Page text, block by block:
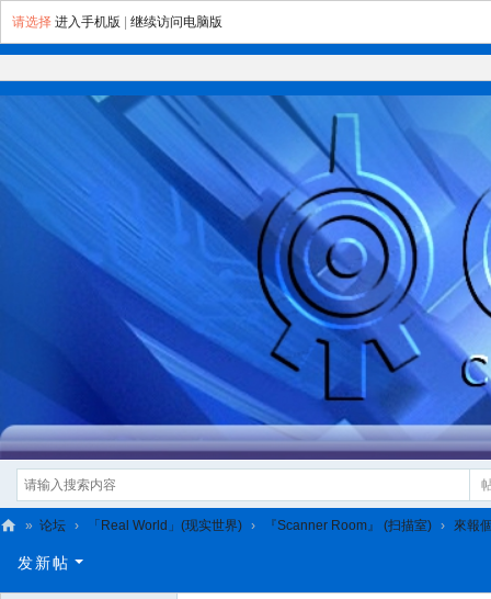
请选择 进入手机版 继续访问电脑版
L
» 论坛 › 「Real World」(现实世界) › 『Scanner Room』 (扫描室) › 來報
发新帖